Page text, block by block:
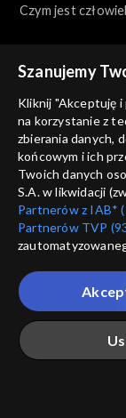
Czym jest
Dziennik filozofa
Moralność świata
Dziennik filozofa
Kultury
Szanujemy
Kliknij "Akceptuję i
na korzystanie z
zbierania danych,
końcowym i ich
Twoich danych
S.A. w likwidacji
Partnerów z IAB*
Partnerów TVP
które wskazujemy
przez nas
Twoje dane
Ciebie naszych
„Portalem”, w